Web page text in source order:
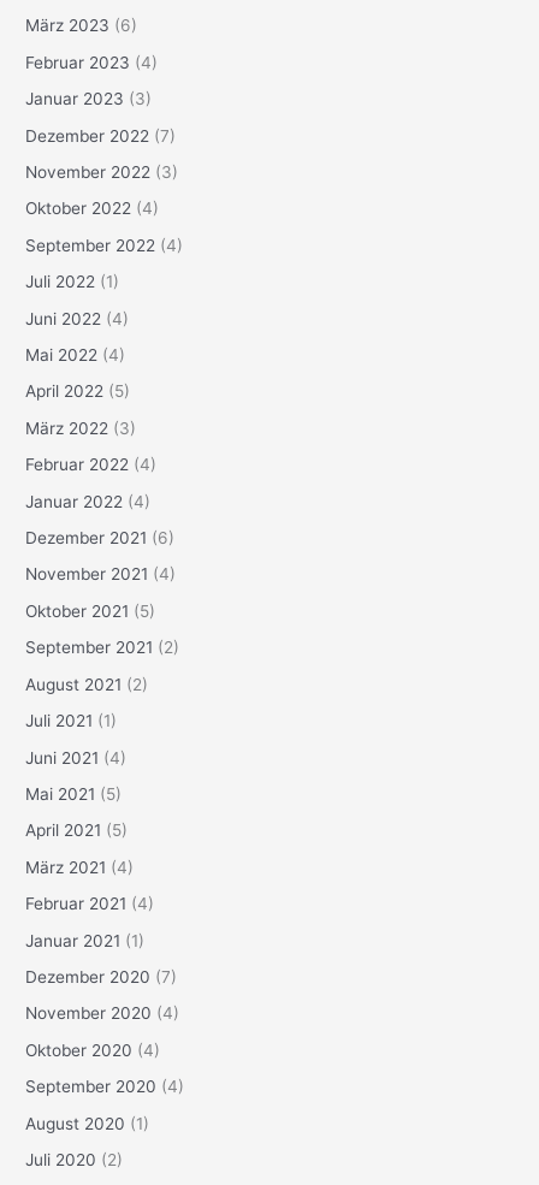
März 2023 (6)
Februar 2023 (4)
Januar 2023 (3)
Dezember 2022 (7)
November 2022 (3)
Oktober 2022 (4)
September 2022 (4)
Juli 2022 (1)
Juni 2022 (4)
Mai 2022 (4)
April 2022 (5)
März 2022 (3)
Februar 2022 (4)
Januar 2022 (4)
Dezember 2021 (6)
November 2021 (4)
Oktober 2021 (5)
September 2021 (2)
August 2021 (2)
Juli 2021 (1)
Juni 2021 (4)
Mai 2021 (5)
April 2021 (5)
März 2021 (4)
Februar 2021 (4)
Januar 2021 (1)
Dezember 2020 (7)
November 2020 (4)
Oktober 2020 (4)
September 2020 (4)
August 2020 (1)
Juli 2020 (2)